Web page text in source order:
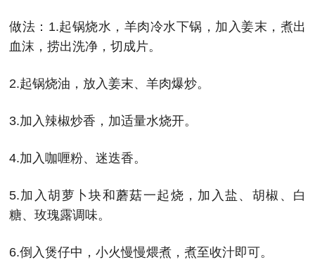
做法：1.起锅烧水，羊肉冷水下锅，加入姜末，煮出
血沫，捞出洗净，切成片。
2.起锅烧油，放入姜末、羊肉爆炒。
3.加入辣椒炒香，加适量水烧开。
4.加入咖喱粉、迷迭香。
5.加入胡萝卜块和蘑菇一起烧，加入盐、胡椒、白
糖、玫瑰露调味。
6.倒入煲仔中，小火慢慢煨煮，煮至收汁即可。